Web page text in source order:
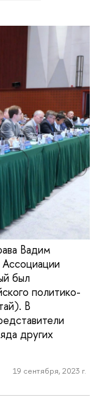
Вадим
был
политико-
В
других
19 сентября, 2023 г.